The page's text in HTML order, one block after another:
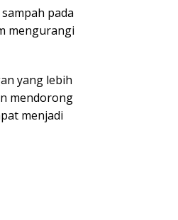
pada
mengurangi
yang lebih
mendorong
menjadi